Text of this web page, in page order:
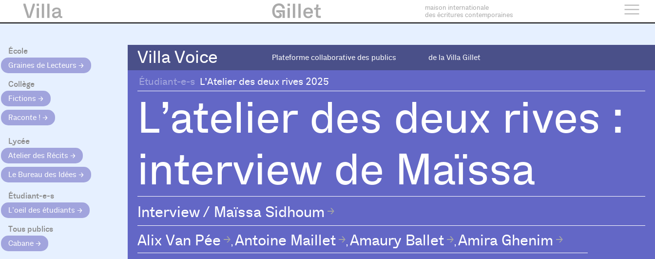
maison internationale
des écritures contemporaines
École
Graines de Lecteurs
Collège
Fictions
Raconte !
Lycée
Atelier des Récits
Le Bureau des Idées
Étudiant-e-s
L’oeil des étudiants
Tous publics
Cabane
Villa Voice Plateforme collaborative des publics de la Villa Gillet
Villa Voice Plateforme collaborative des publics de la Villa Gillet
Étudiant-e-s L’Atelier des deux rives 2025
L’atelier des deux rives :
interview de Maïssa
Interview/ Maïssa Sidhoum
Alix Van Pée
,Antoine Maillet ,Amaury Ballet ,Amira Ghenim